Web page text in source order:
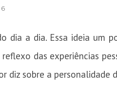
dia a dia. Essa ideia um
das experiências
diz sobre a personalidade